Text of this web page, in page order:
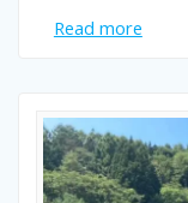
Read more